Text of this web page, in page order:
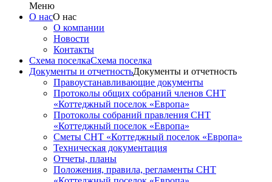
Меню
О насО нас
О компании
Новости
Контакты
Схема поселкаСхема поселка
Документы и отчетностьДокументы и отчетность
Правоустанавливающие документы
Протоколы общих собраний членов СНТ
«Коттеджный поселок «Европа»
Протоколы собраний правления СНТ
«Коттеджный поселок «Европа»
Сметы СНТ «Коттеджный поселок «Европа»
Техническая документация
Отчеты, планы
Положения, правила, регламенты СНТ